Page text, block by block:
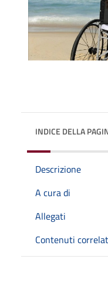
INDICE DELLA
Descrizione
A cura di
Allegati
Contenuti